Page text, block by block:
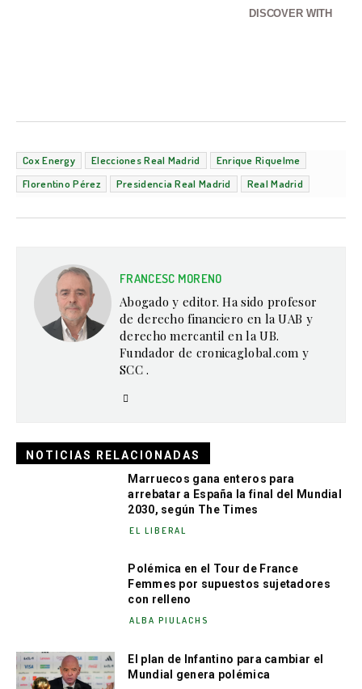
DISCOVER WITH
Cox Energy Elecciones Real Madrid
Enrique Riquelme
Florentino Pérez
Presidencia Real Madrid Real Madrid
FRANCESC MORENO
Abogado y editor. Ha sido profesor
de derecho financiero en la UAB y
derecho mercantil en la UB.
Fundador de cronicaglobal.com y
SCC .
NOTICIAS RELACIONADAS
Marruecos gana enteros para
arrebatar a España la final del Mundial
2030, según The Times
EL LIBERAL
Polémica en el Tour de France
Femmes por supuestos sujetadores
con relleno
ALBA PIULACHS
El plan de Infantino para cambiar el
Mundial genera polémica